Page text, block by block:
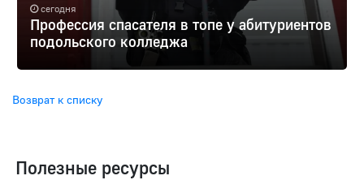
сегодня
Профессия спасателя в топе у абитуриентов
подольского колледжа
Возврат к списку
Полезные ресурсы